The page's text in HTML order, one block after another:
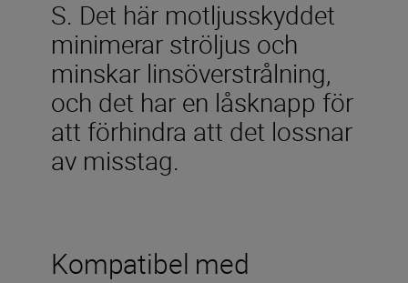
S. Det här motljusskyddet
minimerar ströljus och
minskar linsöverstrålning,
och det har en låsknapp för
att förhindra att det lossnar
av misstag.
Kompatibel med